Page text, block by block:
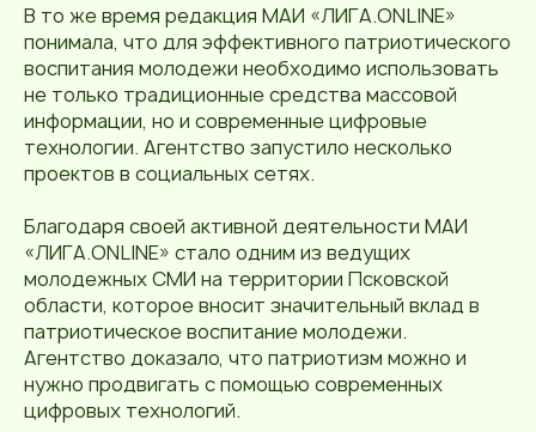
В то же время редакция МАИ «ЛИГА.ONLINE»
понимала, что для эффективного патриотического
воспитания молодежи необходимо использовать
не только традиционные средства массовой
информации, но и современные цифровые
технологии. Агентство запустило несколько
проектов в социальных сетях.
Благодаря своей активной деятельности МАИ
«ЛИГА.ONLINE» стало одним из ведущих
молодежных СМИ на территории Псковской
области, которое вносит значительный вклад в
патриотическое воспитание молодежи.
Агентство доказало, что патриотизм можно и
нужно продвигать с помощью современных
цифровых технологий.